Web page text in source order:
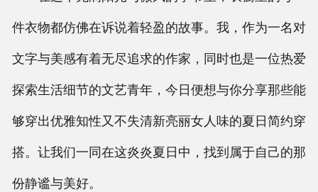
售后服务
科普知识
荣誉资质
件衣物都仿佛在诉说着轻盈的故事。我，作为一名对
文字与美感有着无尽追求的作家，同时也是一位热爱
探索生活细节的文艺青年，今日便想与你分享那些能
够穿出优雅知性又不失清新亮丽女人味的夏日简约穿
搭。让我们一同在这炎炎夏日中，找到属于自己的那
份静谧与美好。